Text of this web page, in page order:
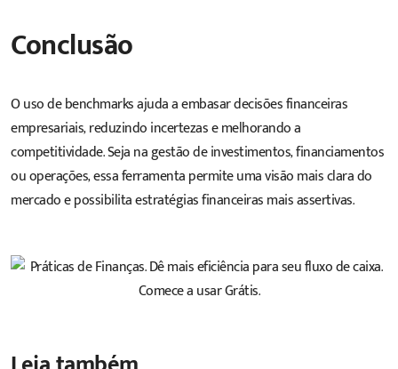
Conclusão
O uso de benchmarks ajuda a embasar decisões financeiras
empresariais, reduzindo incertezas e melhorando a
competitividade. Seja na gestão de investimentos, financiamentos
ou operações, essa ferramenta permite uma visão mais clara do
mercado e possibilita estratégias financeiras mais assertivas.